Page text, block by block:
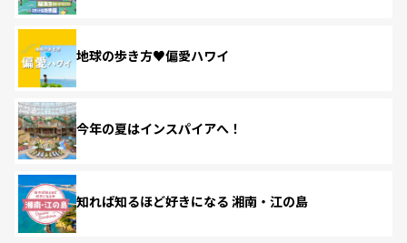
地球の歩き方♥偏愛ハワイ
今年の夏はインスパイアへ！
知れば知るほど好きになる 湘南・江の島